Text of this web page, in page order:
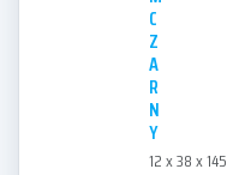
C
Z
A
R
N
Y
12 x 38 x 145